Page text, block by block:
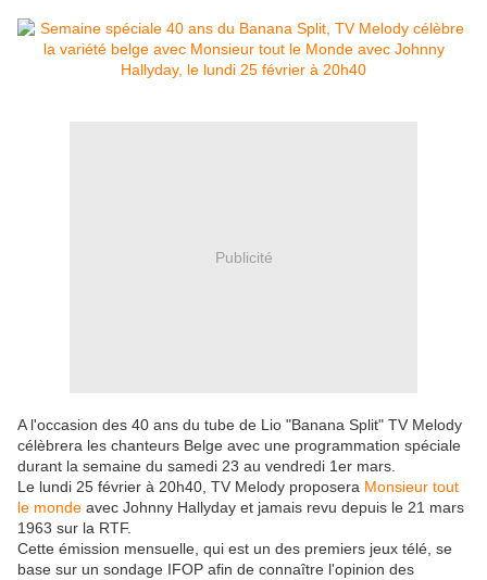
Publicité
A l'occasion des 40 ans du tube de Lio "Banana Split" TV Melody
célèbrera les chanteurs Belge avec une programmation spéciale
durant la semaine du samedi 23 au vendredi 1er mars.
Le lundi 25 février à 20h40, TV Melody proposera Monsieur tout
le monde avec Johnny Hallyday et jamais revu depuis le 21 mars
1963 sur la RTF.
Cette émission mensuelle, qui est un des premiers jeux télé, se
base sur un sondage IFOP afin de connaître l'opinion des